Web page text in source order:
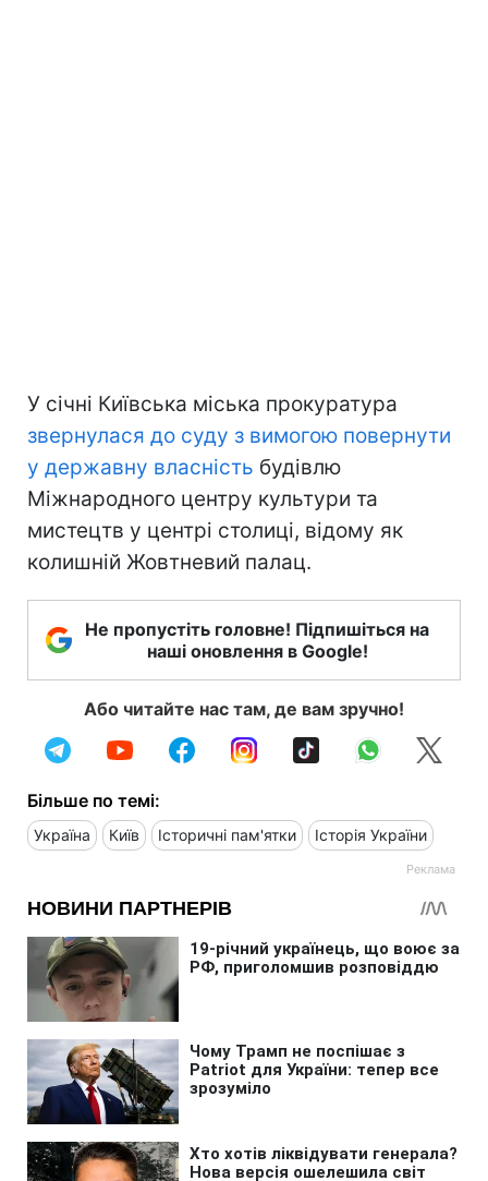
У січні Київська міська прокуратура
звернулася до суду з вимогою повернути
у державну власність будівлю
Міжнародного центру культури та
мистецтв у центрі столиці, відому як
колишній Жовтневий палац.
Не пропустіть головне! Підпишіться на
наші оновлення в Google!
Або читайте нас там, де вам зручно!
Більше по темі:
Україна Київ Історичні пам'ятки Історія України